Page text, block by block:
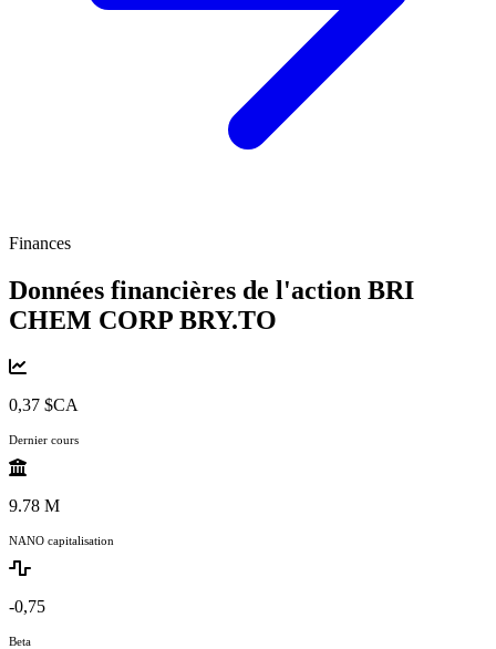
Finances
Données financières de l'action BRI
CHEM CORP BRY.TO
0,37 $CA
Dernier cours
9.78 M
NANO capitalisation
-0,75
Beta